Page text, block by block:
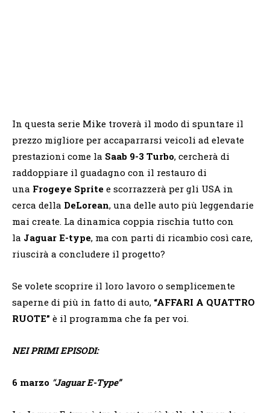
In questa serie Mike troverà il modo di spuntare il
prezzo migliore per accaparrarsi veicoli ad elevate
prestazioni come la Saab 9-3 Turbo, cercherà di
raddoppiare il guadagno con il restauro di
una Frogeye Sprite e scorrazzerà per gli USA in
cerca della DeLorean, una delle auto più leggendarie
mai create. La dinamica coppia rischia tutto con
la Jaguar E-type, ma con parti di ricambio così care,
riuscirà a concludere il progetto?
Se volete scoprire il loro lavoro o semplicemente
saperne di più in fatto di auto, “AFFARI A QUATTRO
RUOTE” è il programma che fa per voi.
NEI PRIMI EPISODI:
6 marzo “Jaguar E-Type”